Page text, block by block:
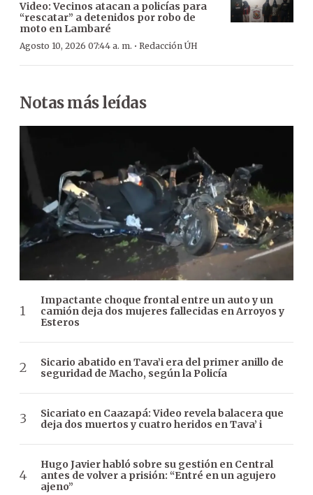
Video: Vecinos atacan a policías para
“rescatar” a detenidos por robo de
moto en Lambaré
Agosto 10, 2026 07:44 a. m. · Redacción ÚH
Notas más leídas
Impactante choque frontal entre un auto y un
camión deja dos mujeres fallecidas en Arroyos y
Esteros
Sicario abatido en Tava’i era del primer anillo de
seguridad de Macho, según la Policía
Sicariato en Caazapá: Video revela balacera que
deja dos muertos y cuatro heridos en Tava’ i
Hugo Javier habló sobre su gestión en Central
antes de volver a prisión: “Entré en un agujero
ajeno”